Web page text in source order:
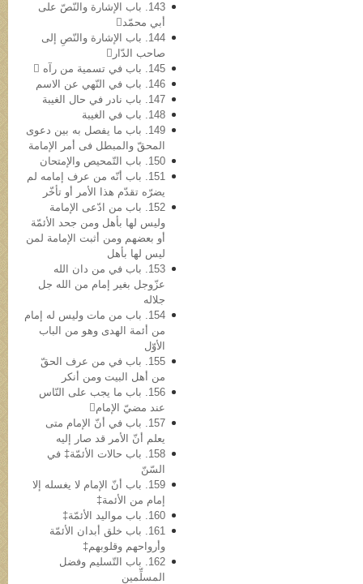
143. باب الإشارة والنّصّ علی
أبي محمّد
144. باب الإشارة والنّصِ إلی
صاحب الدّار
145. باب في تسمیة من رآه 
146. باب في النّهي عن الاسم
147. باب نادر في حال الغیبة
148. باب في الغیبة
149. باب ما یفصل به بین دعوی
المحقّ والمبطل فی أمر الإمامة
150. باب التّمحیص والإمتحان
151. باب أنّه من عرف إمامه لم
یضرّه تقدّم هذا الأمر أو تأخّر
152. باب من ادّعی الإمامة
ولیس لها بأهل ومن جحد الأئمّة
أو بعضهم ومن أثبت الإمامة لمن
لیس لها بأهل
153. باب في من دان الله
عزّوجل بغیر إمام من الله جل
جلاله
154. باب من مات ولیس له إمام
من أئمة الهدی وهو من الباب
الأوّل
155. باب في من عرف الحقّ
من أهل البیت ومن أنکر
156. باب ما یجب على النّاس
عند مضيّ الإمام
157. باب في أنّ الإمام متی
یعلم أنّ الأمر قد صار إلیه
158. باب حالات الأئمّة‡ في
السّنّ
159. باب أنّ الإمام لا یغسله إلا
إمام من الأئمة‡
160. باب موالید الأئمّة‡
161. باب خلق أبدان الأئمّة
وأرواحهم وقلوبهم‡
162. باب التّسلیم وفضل
المسلِّمین